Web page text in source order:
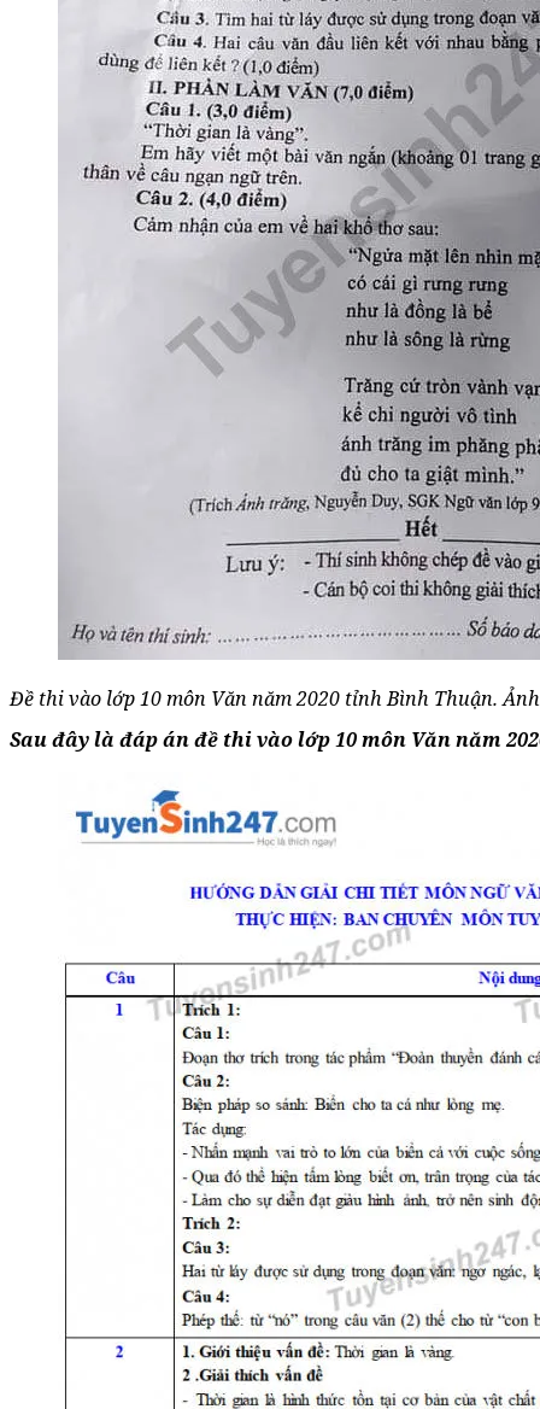
Đề thi vào lớp 10 môn Văn năm 2020 tỉnh Bình Thuận.
Sau đây là đáp án đề thi vào lớp 10 môn Văn năm